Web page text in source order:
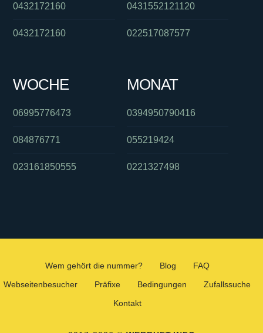
0432172160
0432172160
0431552121120
022517087577
WOCHE
06995776473
084876771
023161850555
MONAT
0394950790416
055219424
0221327498
Wem gehört die nummer? Blog
FAQ
Webseitenbesucher
Präfixe Bedingungen
Zufallssuche
Kontakt